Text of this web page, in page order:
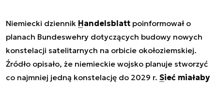
Niemiecki dziennik Handelsblatt poinformował o
planach Bundeswehry dotyczących budowy nowych
konstelacji satelitarnych na orbicie okołoziemskiej.
Źródło opisało, że niemieckie wojsko planuje stworzyć
co najmniej jedną konstelację do 2029 r. Sieć miałaby